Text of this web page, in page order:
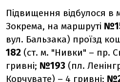
Підвищення відбулося в
Зокрема, на маршруті
вул. Бальзака) проїзд
182 (ст. м. "Нивки" – пр.
гривні; №193 (пл.
Корчувате) – 4 гривні;